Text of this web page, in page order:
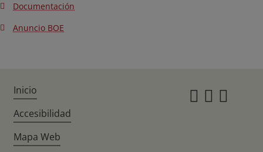
Documentación
Anuncio BOE
Inicio
Accesibilidad
Mapa Web